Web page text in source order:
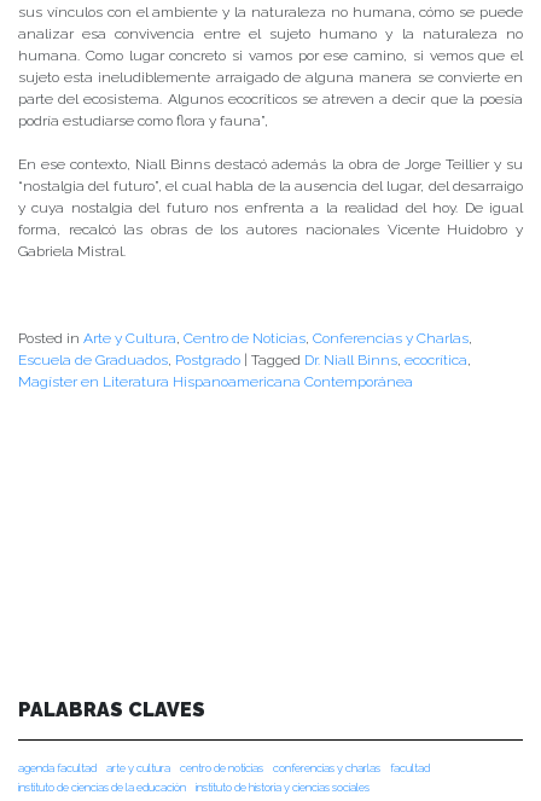
sus vínculos con el ambiente y la naturaleza no humana, cómo se puede
analizar esa convivencia entre el sujeto humano y la naturaleza no
humana. Como lugar concreto si vamos por ese camino, si vemos que el
sujeto esta ineludiblemente arraigado de alguna manera se convierte en
parte del ecosistema. Algunos ecocríticos se atreven a decir que la poesía
podría estudiarse como flora y fauna”,
En ese contexto, Niall Binns destacó además la obra de Jorge Teillier y su
“nostalgia del futuro”, el cual habla de la ausencia del lugar, del desarraigo
y cuya nostalgia del futuro nos enfrenta a la realidad del hoy. De igual
forma, recalcó las obras de los autores nacionales Vicente Huidobro y
Gabriela Mistral.
Posted in Arte y Cultura, Centro de Noticias, Conferencias y Charlas,
Escuela de Graduados, Postgrado Tagged Dr. Niall Binns, ecocrítica,
Magíster en Literatura Hispanoamericana Contemporánea
PALABRAS CLAVES
agenda facultad arte y cultura centro de noticias conferencias y charlas
facultad
instituto de ciencias de la educación
instituto de historia y ciencias sociales